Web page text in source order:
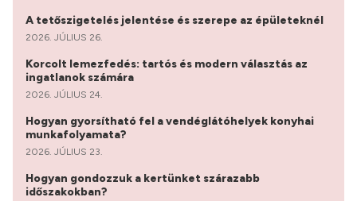
A tetőszigetelés jelentése és szerepe az épületeknél
2026. JÚLIUS 26.
Korcolt lemezfedés: tartós és modern választás az
ingatlanok számára
2026. JÚLIUS 24.
Hogyan gyorsítható fel a vendéglátóhelyek konyhai
munkafolyamata?
2026. JÚLIUS 23.
Hogyan gondozzuk a kertünket szárazabb
időszakokban?